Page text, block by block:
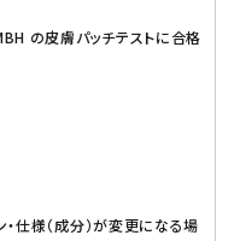
の皮膚パッチテストに合格
仕様（成分）が変更になる場